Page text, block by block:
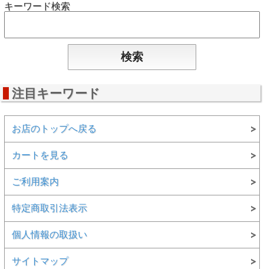
キーワード検索
注目キーワード
お店のトップへ戻る
カートを見る
ご利用案内
特定商取引法表示
個人情報の取扱い
サイトマップ